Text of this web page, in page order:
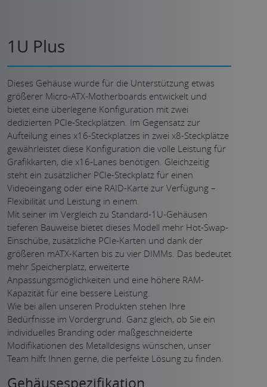
1U Plus
Dieses Gehäuse wurde für die Unterstützung etwas
größerer Micro-ATX-Motherboards entwickelt und
bietet eine überlegene Konfiguration mit zwei
dedizierten PCIe-Steckplätzen. Im Gegensatz zur
Aufteilung eines x16-Steckplatzes in zwei x8-Steckplätze
gewährleistet diese Konfiguration die volle Leistung für
Grafikkarten, die x16-Lanes benötigen. Gleichzeitig
steht ein zusätzlicher PCIe-Steckplatz für einen
Videoeingang oder eine RAID-Karte zur Verfügung –
Flexibilität und Leistung in einem.
Mit seiner im Vergleich zu Standard-1U-Gehäusen
tieferen Bauweise bietet dieses Modell mehr Hot-Swap-
Einschübe, zusätzliche PCIe-Karten und dank der
größeren mATX-Karten bis zu vier DIMMs. Das bedeutet
mehr Speicherplatz, erweiterte
Anpassungsmöglichkeiten und eine höhere RAM-
Kapazität für eine bessere Leistung.
Wie bei allen unseren Produkten stehen Ihre
Bedürfnisse im Vordergrund. Ganz gleich, ob Sie ein
individuelles Branding oder maßgeschneiderte
Modifikationen des Metalldesigns wünschen, unser
Team hilft Ihnen gerne, die perfekte Lösung zu finden.
Gehäusespezifikation